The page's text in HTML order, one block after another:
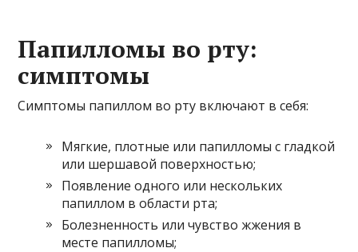
Папилломы во рту:
симптомы
Симптомы папиллом во рту включают в себя:
Мягкие, плотные или папилломы с гладкой
или шершавой поверхностью;
Появление одного или нескольких
папиллом в области рта;
Болезненность или чувство жжения в
месте папилломы;